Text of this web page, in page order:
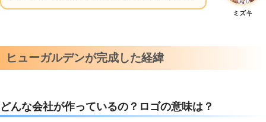
ミズキ
ヒューガルデンが完成した経緯
どんな会社が作っているの？ロゴの意味は？